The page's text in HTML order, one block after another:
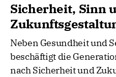
Sicherheit, Sinn
Neben Gesundheit und
beschäftigt die
nach Sicherheit und